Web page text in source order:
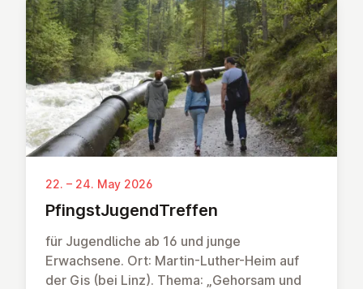
22. – 24. May 2026
Pf­ing­stJu­gendTref­fen
für Jugendliche ab 16 und junge
Erwachsene. Ort: Martin-Luther-Heim auf
der Gis (bei Linz). Thema: „Gehorsam und